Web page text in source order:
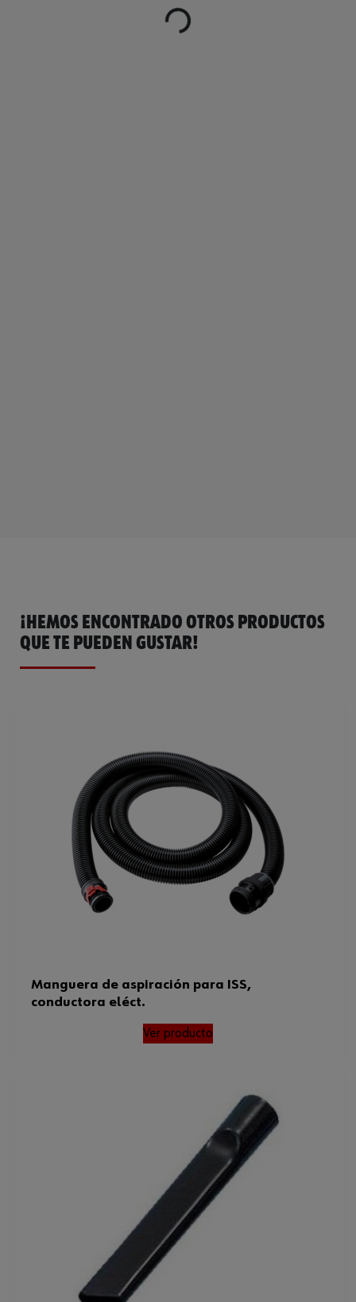
¡HEMOS ENCONTRADO OTROS PRODUCTOS
QUE TE PUEDEN GUSTAR!
Manguera de aspiración para ISS,
conductora eléct.
Ver producto